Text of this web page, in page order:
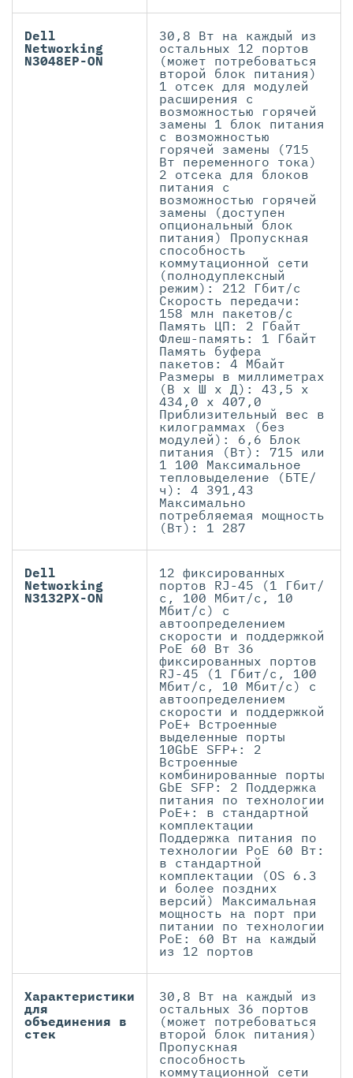
Dell
Networking
N3048EP-ON
30,8 Вт на каждый из
остальных 12 портов
(может потребоваться
второй блок питания)
1 отсек для модулей
расширения с
возможностью горячей
замены 1 блок питания
с возможностью
горячей замены (715
Вт переменного тока)
2 отсека для блоков
питания с
возможностью горячей
замены (доступен
опциональный блок
питания) Пропускная
способность
коммутационной сети
(полнодуплексный
режим): 212 Гбит/с
Скорость передачи:
158 млн пакетов/с
Память ЦП: 2 Гбайт
Флеш-память: 1 Гбайт
Память буфера
пакетов: 4 Мбайт
Размеры в миллиметрах
(В x Ш x Д): 43,5 x
434,0 x 407,0
Приблизительный вес в
килограммах (без
модулей): 6,6 Блок
питания (Вт): 715 или
1 100 Максимальное
тепловыделение (БТЕ/
ч): 4 391,43
Максимально
потребляемая мощность
(Вт): 1 287
Dell
Networking
N3132PX-ON
12 фиксированных
портов RJ-45 (1 Гбит/
с, 100 Мбит/с, 10
Мбит/с) с
автоопределением
скорости и поддержкой
PoE 60 Вт 36
фиксированных портов
RJ-45 (1 Гбит/с, 100
Мбит/с, 10 Мбит/с) с
автоопределением
скорости и поддержкой
PoE+ Встроенные
выделенные порты
10GbE SFP+: 2
Встроенные
комбинированные порты
GbE SFP: 2 Поддержка
питания по технологии
PoE+: в стандартной
комплектации
Поддержка питания по
технологии PoE 60 Вт:
в стандартной
комплектации (OS 6.3
и более поздних
версий) Максимальная
мощность на порт при
питании по технологии
PoE: 60 Вт на каждый
из 12 портов
Характеристики
для
объединения в
стек
30,8 Вт на каждый из
остальных 36 портов
(может потребоваться
второй блок питания)
Пропускная
способность
коммутационной сети